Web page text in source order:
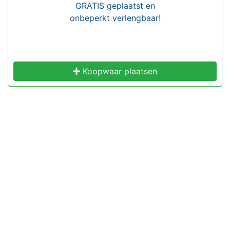
GRATIS geplaatst en
onbeperkt verlengbaar!
Koopwaar plaatsen